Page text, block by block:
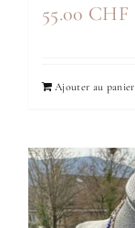
55.00 CHF
Ajouter au panier